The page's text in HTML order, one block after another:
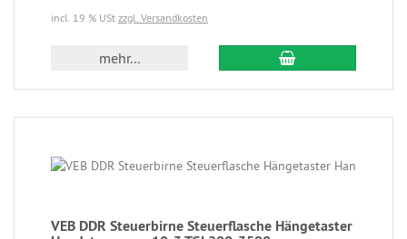
incl. 19 % USt zzgl. Versandkosten
mehr...
VEB DDR Steuerbirne Steuerflasche Hängetaster